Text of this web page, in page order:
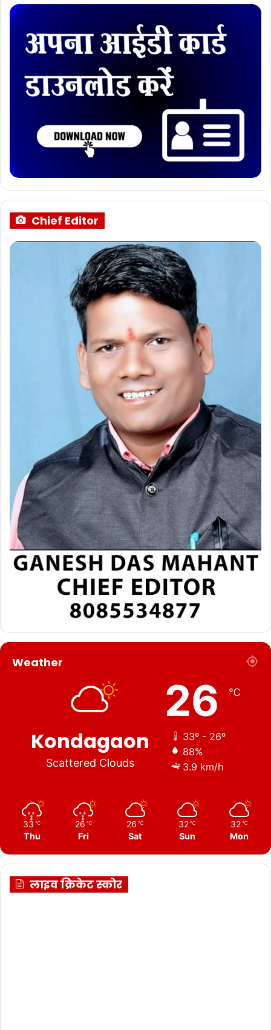
Chief Editor
Weather
Kondagaon
Scattered Clouds
26 ℃
33º - 26º
88%
3.9 km/h
33 ℃
Thu
26 ℃
Fri
26 ℃
Sat
32 ℃
Sun
32 ℃
Mon
लाइव क्रिकेट स्कोर